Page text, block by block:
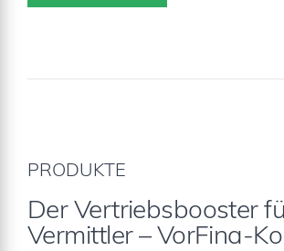
PRODUKTE
Der Vertriebsbooster
Vermittler – VorFina-